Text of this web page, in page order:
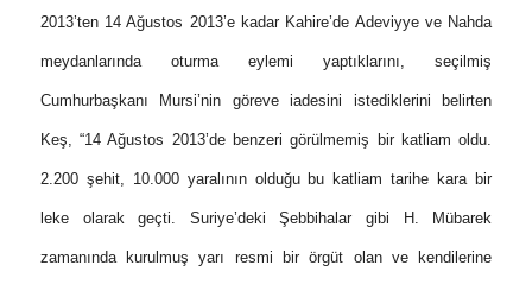
2013’ten 14 Ağustos 2013’e kadar Kahire’de Adeviyye ve Nahda
meydanlarında oturma eylemi yaptıklarını, seçilmiş
Cumhurbaşkanı Mursi’nin göreve iadesini istediklerini belirten
Keş, “14 Ağustos 2013’de benzeri görülmemiş bir katliam oldu.
2.200 şehit, 10.000 yaralının olduğu bu katliam tarihe kara bir
leke olarak geçti. Suriye’deki Şebbihalar gibi H. Mübarek
zamanında kurulmuş yarı resmi bir örgüt olan ve kendilerine